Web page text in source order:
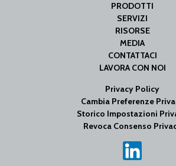
PRODOTTI
SERVIZI
RISORSE
MEDIA
CONTATTACI
LAVORA CON NOI
Privacy Policy
Cambia Preferenze
Storico Impostazioni
Revoca Consenso